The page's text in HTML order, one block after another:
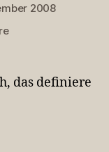
2008
zu
ist
…..
das definiere